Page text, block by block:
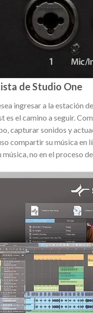
de Studio One
ingresar a la estación
es el camino a seguir.
capturar sonidos y
compartir su música en
música, no en el proceso